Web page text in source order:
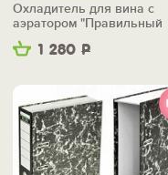
1 280 Р
Охладитель для вина с
аэратором "Правильный
вкус"